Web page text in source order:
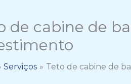
de cabine de
Serviços Teto de cabine de